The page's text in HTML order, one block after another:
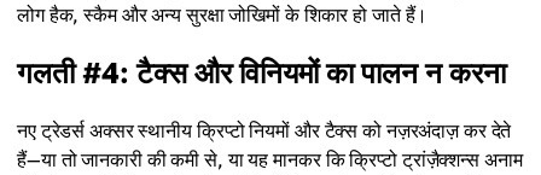
लोग हैक, स्कैम और अन्य सुरक्षा जोखिमों के शिकार हो जाते हैं।
गलती #4: टैक्स और विनियमों का पालन न करना
नए ट्रेडर्स अक्सर स्थानीय क्रिप्टो नियमों और टैक्स को नज़रअंदाज़ कर देते
हैं—या तो जानकारी की कमी से, या यह मानकर कि क्रिप्टो ट्रांज़ैक्शन्स अनाम